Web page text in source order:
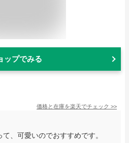
ップでみる
価格と在庫を楽天でチェック >>
、可愛いのでおすすめです。